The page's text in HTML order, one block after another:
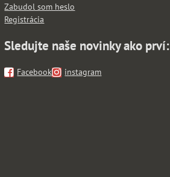
Zabudol som heslo
Registrácia
Sledujte naše novinky ako prví:
Facebook instagram